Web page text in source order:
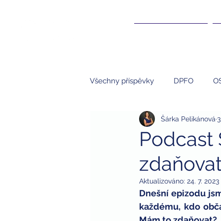
Všechny příspěvky DPFO
Účetnictví NNO S.R.O.
kompenzace
brigády a daně
Podcast
Šárka Pelikánová
Aktualizováno: 24. 7. 2023
Dnešní epizodu
každému, kdo